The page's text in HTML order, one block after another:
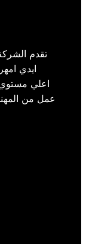
تقدم
ايدي
اعلي مستوي
عمل من